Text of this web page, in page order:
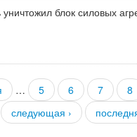
блок силовых
… 5 6 7
8
следующая ›